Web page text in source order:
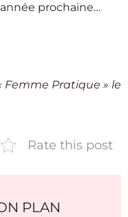
prochaine…
Femme Pratique » le
Rate this post
PLAN